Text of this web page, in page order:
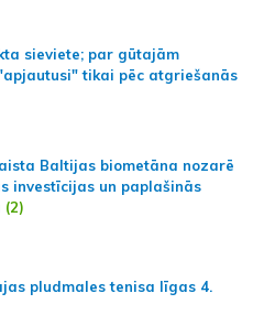
sieviete; par gūtajām
tikai pēc atgriešanās
Baltijas biometāna nozarē
investīcijas un paplašinās
(2)
pludmales tenisa līgas 4.